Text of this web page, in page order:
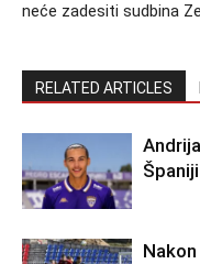
neće zadesiti sudbina
RELATED ARTICLES
Španiji